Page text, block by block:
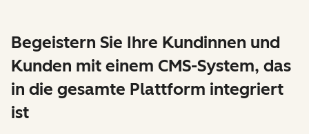
Begeistern Sie Ihre Kundinnen und
Kunden mit einem CMS-System, das
in die gesamte Plattform integriert
ist